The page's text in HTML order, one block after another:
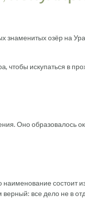
знаменитых озёр на
чтобы искупаться в
Оно образовалось
состоит из
все дело не в